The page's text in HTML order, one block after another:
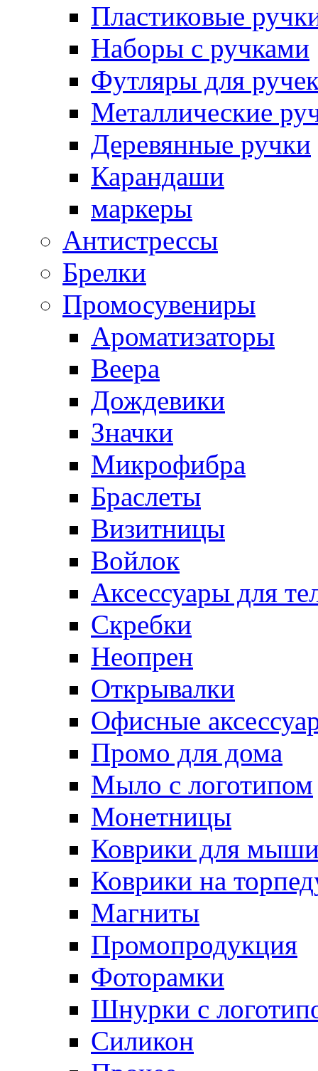
Пластиковые
Наборы с ручками
Футляры для
Металлические
Деревянные ручки
Карандаши
маркеры
Антистрессы
Брелки
Промосувениры
Ароматизаторы
Веера
Дождевики
Значки
Микрофибра
Браслеты
Визитницы
Войлок
Аксессуары для
Cкребки
Неопрен
Открывалки
Офисные
Промо для дома
Мыло с логотипом
Монетницы
Коврики для
Коврики на
Магниты
Промопродукция
Фоторамки
Шнурки с
Силикон